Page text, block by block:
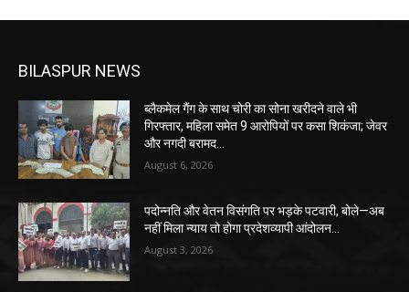
BILASPUR NEWS
ब्लैकमेल गैंग के साथ चोरी का सोना खरीदने वाले भी
गिरफ्तार, महिला समेत 9 आरोपियों पर कसा शिकंजा; जेवर
और नगदी बरामद…
August 6, 2026
पदोन्नति और वेतन विसंगति पर भड़के पटवारी, बोले—अब
नहीं मिला न्याय तो होगा प्रदेशव्यापी आंदोलन…
August 3, 2026